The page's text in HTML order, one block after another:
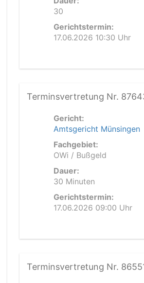
30
Gerichtstermin:
17.06.2026 10:30 Uhr
Terminsvertretung Nr.
Gericht:
Amtsgericht Münsingen
Fachgebiet:
OWi / Bußgeld
Dauer:
30 Minuten
Gerichtstermin:
17.06.2026 09:00 Uhr
Terminsvertretung Nr.